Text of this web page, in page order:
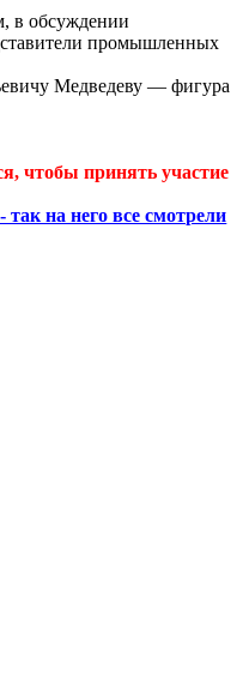
в обсуждении
промышленных
Медведеву — фигура
чтобы принять участие
на него все смотрели